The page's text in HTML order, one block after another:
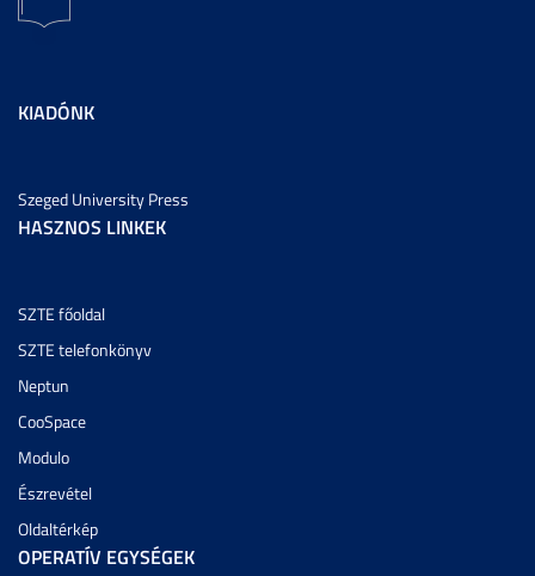
KIADÓNK
Szeged University Press
HASZNOS LINKEK
SZTE főoldal
SZTE telefonkönyv
Neptun
CooSpace
Modulo
Észrevétel
Oldaltérkép
OPERATÍV EGYSÉGEK